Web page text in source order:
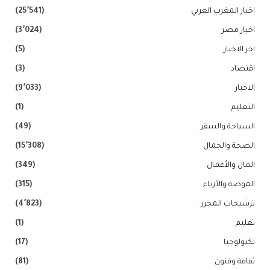
اخبار المغرب العربي (25٬541)
اخبار مصر (3٬024)
اخر الاخبار (5)
اقتصاد (3)
الاخبار (9٬033)
التعليم (1)
السياحة والسفر (49)
الصحة والجمال (15٬308)
المال والأعمال (349)
الموضة والأزياء (315)
ترشيحات المحرر (4٬823)
تعليم (1)
تكنولوجيا (17)
ثقافة وفنون (81)